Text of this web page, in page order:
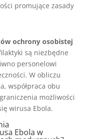
promujące zasady
ochrony osobistej
są niezbędne
personelowi
W obliczu
współpraca obu
możliwości
wirusa Ebola.
Ebola w